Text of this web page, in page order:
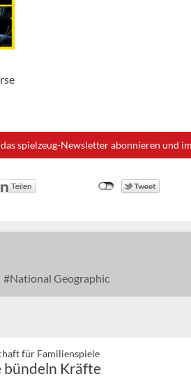
das spielzeug-Newsletter abonnieren und
National Geographic
für Familienspiele
bündeln Kräfte